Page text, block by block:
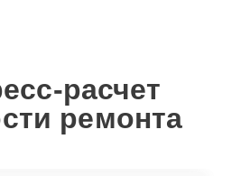
расчет
ремонта